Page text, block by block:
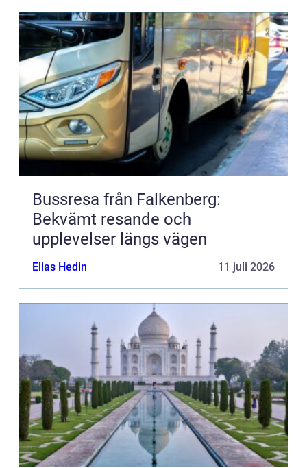
Bussresa från Falkenberg:
Bekvämt resande och
upplevelser längs vägen
Elias Hedin 11 juli 2026